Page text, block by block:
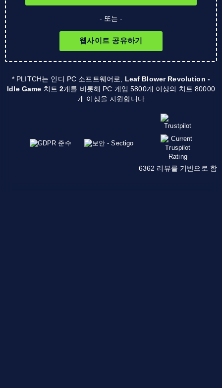
- 또는 -
웹사이트 공유하기
* PLITCH는 인디 PC 소프트웨어로, Leaf Blower Revolution -
Idle Game 치트2개를 비롯해 PC 게임 5800개 이상의 치트 80000
개 이상을 지원합니다
6362 리뷰를 기반으로 함